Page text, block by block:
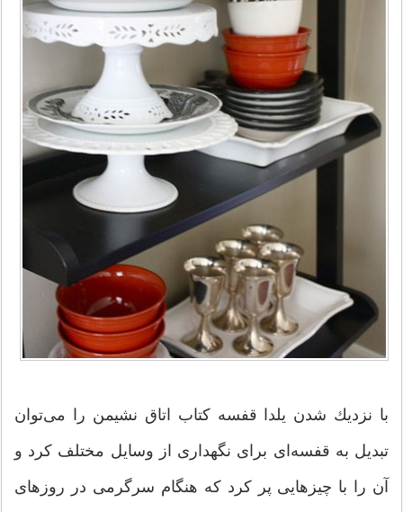
با نزدیك شدن یلدا قفسه كتاب اتاق نشیمن را می‌توان
تبدیل به قفسه‌ای برای نگهداری از وسایل مختلف کرد و
آن را با چیزهایی پر کرد كه هنگام سرگرمی در روزهای